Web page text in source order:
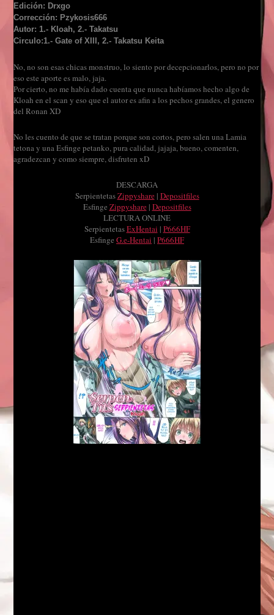
Edición: Drxgo
Corrección: Pzykosis666
Autor: 1.- Kloah, 2.- Takatsu
Circulo:1.- Gate of XIII, 2.- Takatsu Keita
No, no son esas chicas monstruo, lo siento por decepcionarlos, pero no por
eso este aporte es malo, jaja.
Por cierto, no me había dado cuenta que nunca habíamos hecho algo de
Kloah en el scan y eso que el autor es afin a los pechos grandes, el genero
del Ronan XD
No les cuento de que se tratan porque son cortos, pero salen una Lamia
tetona y una Esfinge petanko, pura calidad, jajaja, bueno, comenten,
agradezcan y como siempre, disfruten xD
DESCARGA
SerpientetasZippyshare| Depositfiles
Esfinge Zippyshare| Depositfiles
LECTURA ONLINE
SerpientetasExHentai | P666HF
Esfinge G.e-Hentai | P666HF